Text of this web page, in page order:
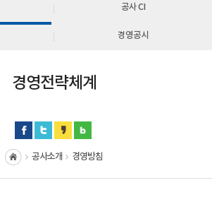
공사 CI
경영공시
경영전략체계
공사소개 경영방침